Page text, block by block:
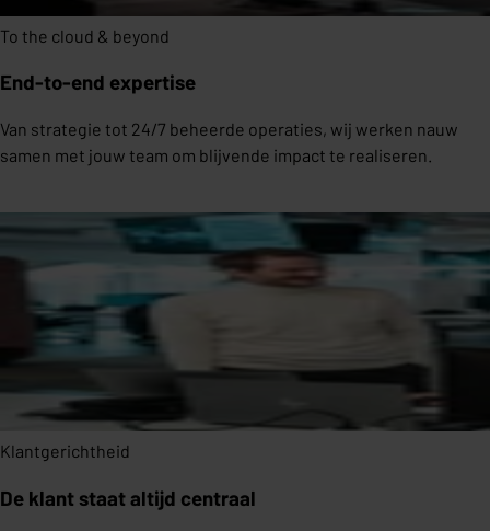
To the cloud & beyond
End-to-end expertise
Van strategie tot 24/7 beheerde operaties, wij werken nauw
samen met jouw team om blijvende impact te realiseren.
Klantgerichtheid
De klant staat altijd centraal